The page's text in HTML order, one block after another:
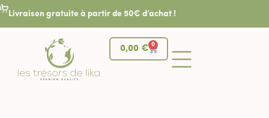
Livraison gratuite à partir de 50€ d’achat !
0,00€ 0